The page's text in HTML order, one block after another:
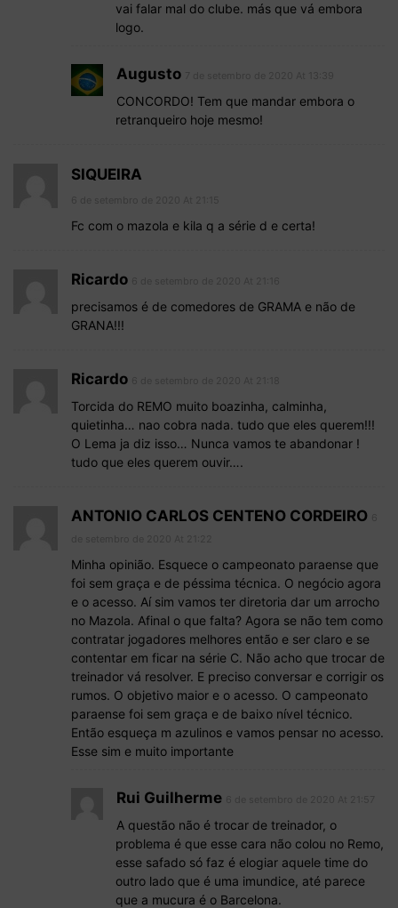
vai falar mal do clube. más que vá embora
logo.
Augusto
CONCORDO! Tem que mandar embora o
retranqueiro hoje mesmo!
SIQUEIRA
Fc com o mazola e kila q a série d e certa!
Ricardo
precisamos é de comedores de GRAMA e não de
GRANA!!!
Ricardo
Torcida do REMO muito boazinha, calminha,
quietinha… nao cobra nada. tudo que eles querem!!!
O Lema ja diz isso… Nunca vamos te abandonar !
tudo que eles querem ouvir….
ANTONIO CARLOS CENTENO CORDEIRO
Minha opinião. Esquece o campeonato paraense que
foi sem graça e de péssima técnica. O negócio agora
e o acesso. Aí sim vamos ter diretoria dar um arrocho
no Mazola. Afinal o que falta? Agora se não tem como
contratar jogadores melhores então e ser claro e se
contentar em ficar na série C. Não acho que trocar de
treinador vá resolver. E preciso conversar e corrigir os
rumos. O objetivo maior e o acesso. O campeonato
paraense foi sem graça e de baixo nível técnico.
Então esqueça m azulinos e vamos pensar no acesso.
Esse sim e muito importante
Rui Guilherme
A questão não é trocar de treinador, o
problema é que esse cara não colou no Remo,
esse safado só faz é elogiar aquele time do
outro lado que é uma imundice, até parece
que a mucura é o Barcelona.